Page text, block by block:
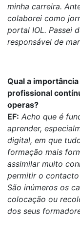
minha carreira.
colaborei como
portal IOL. Passei
responsável de
Qual a
profissional
operas?
EF: Acho que é
aprender,
digital, em que
formação mais
assimilar muito
permitir o
São inúmeros os
colocação ou
dos seus